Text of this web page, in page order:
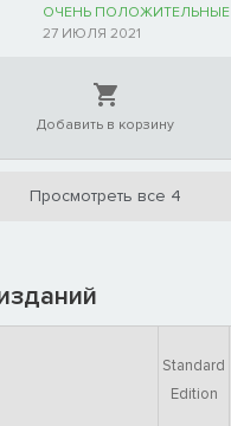
ОЧЕНЬ ПОЛОЖИТЕЛЬНЫЕ
27 ИЮЛЯ 2021
Добавить в корзину
Просмотреть все 4
Standard
Edition